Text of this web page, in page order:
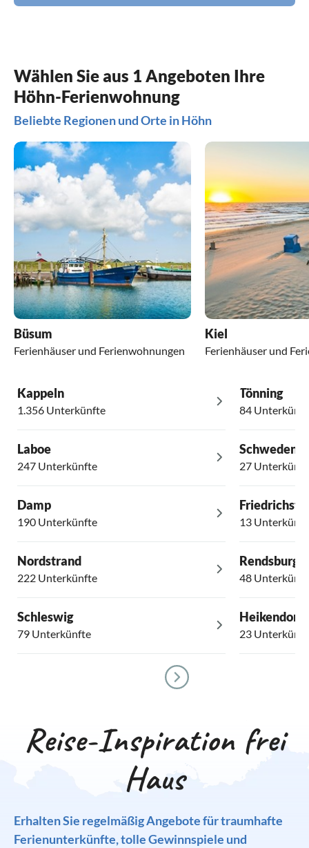
Wählen Sie aus 1 Angeboten Ihre
Höhn-Ferienwohnung
Beliebte Regionen und Orte in Höhn
Büsum
Ferienhäuser und Ferienwohnungen
Kiel
Ferienhäuser und
Kappeln
1.356 Unterkünfte
Laboe
247 Unterkünfte
Damp
190 Unterkünfte
Nordstrand
222 Unterkünfte
Schleswig
79 Unterkünfte
Tönning
84
27
13
Rendsburg
48
Heikendorf
23
Reise-Inspiration frei
Haus
Erhalten Sie regelmäßig Angebote für traumhafte
Ferienunterkünfte, tolle Gewinnspiele und